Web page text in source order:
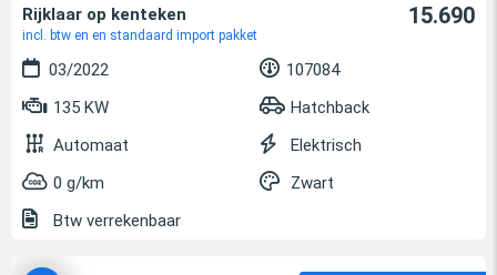
Rijklaar op kenteken
incl. btw en en standaard import pakket
15.690
03/2022
107084
135 KW
Hatchback
Automaat
Elektrisch
0 g/km
Zwart
Btw verrekenbaar